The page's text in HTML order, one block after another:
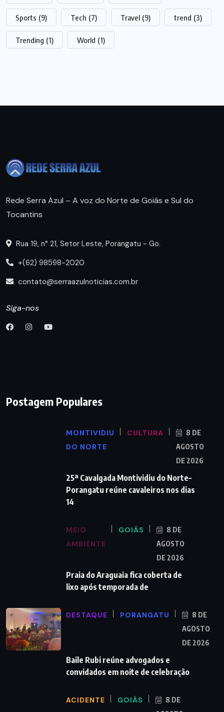
Sports (9) Tech (7) Travel (9) trend (3)
Trending (1) World (1)
Rede Serra Azul – A voz do Norte de Goiás e Sul do
Tocantins
Rua 19, n° 21, Setor Leste, Porangatu - Go.
+(62) 98598-2020
contato@serraazulnoticias.com.br
Siga-nos
Postagem Populares
MONTIVIDIU
DO NORTE
CULTURA
8 DE
AGOSTO
DE 2026
25ª Cavalgada Montividiu do Norte–
Porangatu reúne cavaleiros nos dias
14
MEIO
AMBIENTE
GOIÁS
8 DE
AGOSTO
DE 2026
Praia do Araguaia fica coberta de
lixo após temporada de
DESTAQUE PORANGATU
8 DE
AGOSTO
DE 2026
Baile Rubi reúne advogados e
convidados em noite de celebração
ACIDENTE GOIÁS
8 DE